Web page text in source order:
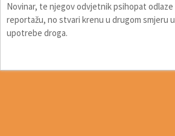
Novinar, te njegov odvjetnik psihopat odlaze
reportažu, no stvari krenu u drugom smjeru
upotrebe droga.